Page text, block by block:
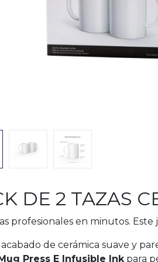
DE 2 TAZAS
profesionales en minutos.
de cerámica suave y
Press E Infusible Inkpara